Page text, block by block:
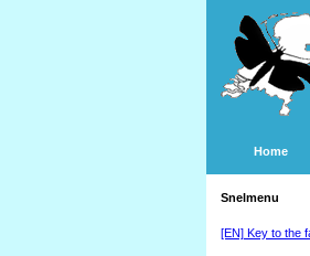
Home
Snelmenu
[EN] Key to the